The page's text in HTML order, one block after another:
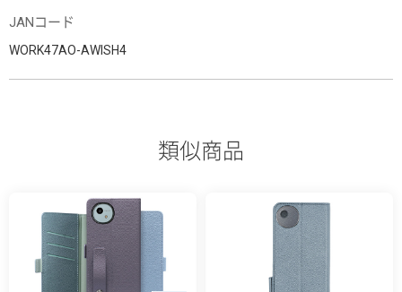
JANコード
WORK47AO-AWISH4
類似商品